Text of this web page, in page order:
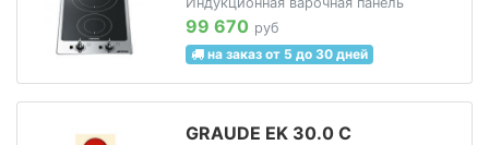
99 670 руб
на заказ от 5 до 30 дней
GRAUDE EK 30.0 C